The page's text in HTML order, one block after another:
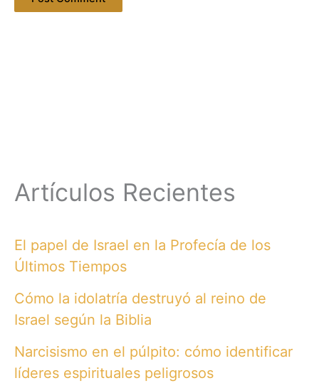
Artículos Recientes
El papel de Israel en la Profecía de los
Últimos Tiempos
Cómo la idolatría destruyó al reino de
Israel según la Biblia
Narcisismo en el púlpito: cómo identificar
líderes espirituales peligrosos